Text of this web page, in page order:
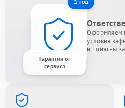
Гарантия от
сервиса
Оформляем
условия
и понятны